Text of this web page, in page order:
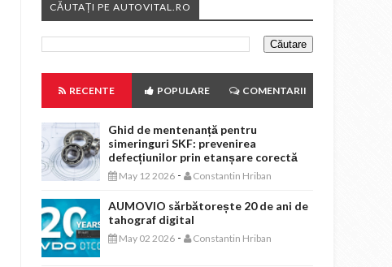
CĂUTAȚI PE AUTOVITAL.RO
RECENTE POPULARE COMENTARII
Ghid de mentenanță pentru
simeringuri SKF: prevenirea
defecțiunilor prin etanșare corectă
May 12 2026 - Constantin Hriban
AUMOVIO sărbătorește 20 de ani de
tahograf digital
May 02 2026 - Constantin Hriban